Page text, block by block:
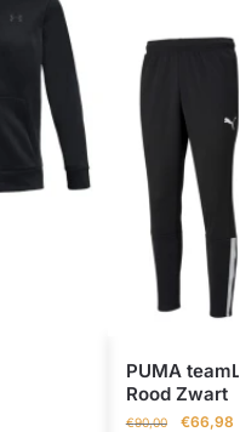
PUMA
Rood Zwart
€90,00 €66,98